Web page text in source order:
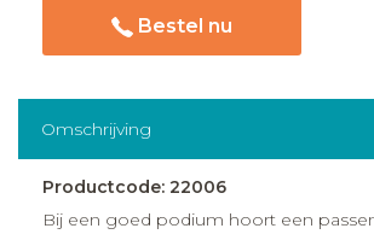
Bestel nu
Omschrijving
Productcode: 22006
Bij een goed podium hoort een